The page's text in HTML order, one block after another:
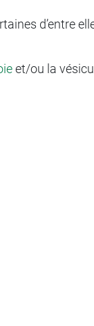
d’entre
et/ou la